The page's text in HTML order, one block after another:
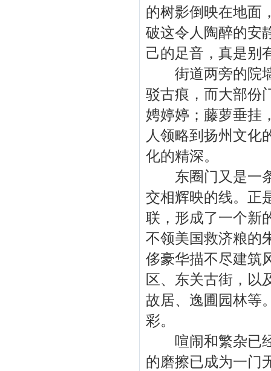
的树影倒映在地面
破这令人陶醉的安
己的足音，真是别
街道两旁的院墙
驳古痕，而大部份
娉婷婷；藤萝垂挂
人领略到扬州文化
化的精深。
东圈门又是一条
交相辉映的线。正
联，形成了一个新
不领美国救济粮的
侈豪华描不尽建筑
区、东关古街，以
故居、逸圃园林等
彩。
喧闹和繁杂已经
的磨擦已成为一门